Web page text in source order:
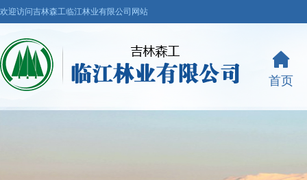
欢迎访问吉林森工临江林业有限公司网站
首页